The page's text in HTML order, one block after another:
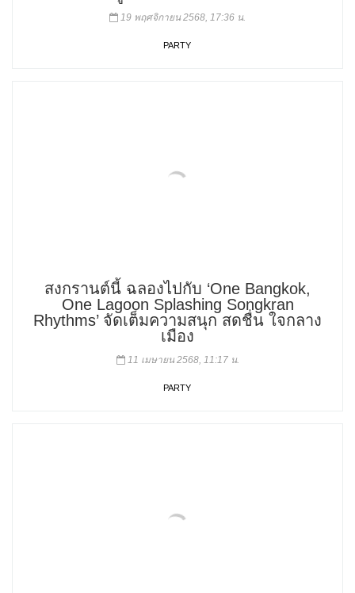
19 พฤศจิกายน 2568, 17:36 น.
PARTY
สงกรานต์นี้ ฉลองไปกับ ‘One Bangkok,
One Lagoon Splashing Songkran
Rhythms’ จัดเต็มความสนุก สดชื่น ใจกลาง
เมือง
11 เมษายน 2568, 11:17 น.
PARTY